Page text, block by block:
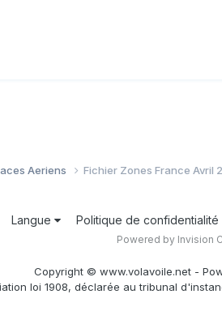
Aeriens Fichier Zones France Avril
Langue Politique de confidentialité
Powered by Invision
Copyright © www.volavoile.net -
loi 1908, déclarée au tribunal